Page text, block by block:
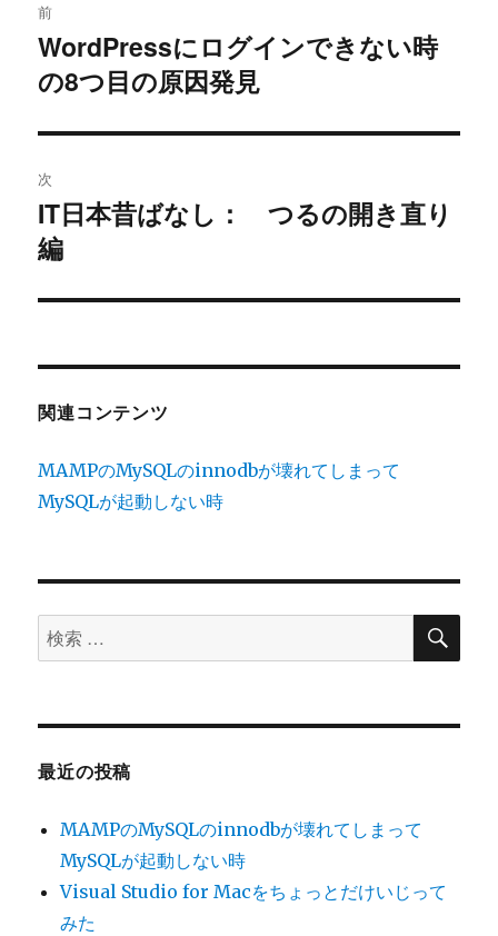
稿
ナ
ビ
ゲ
ー
シ
ン
前
過
去
投
稿:
WordPressにログインできない時
の8つ目の原因発見
次
次
の
稿:
IT日本昔ばなし： つるの開き直り
編
関連コンテンツ
MAMPのMySQLのinnodbが壊れてしまって
MySQLが起動しない時
検
索
象:
検
最近の投稿
MAMPのMySQLのinnodbが壊れてしまって
MySQLが起動しない時
Visual Studio for Macをちょっとだけいじって
みた